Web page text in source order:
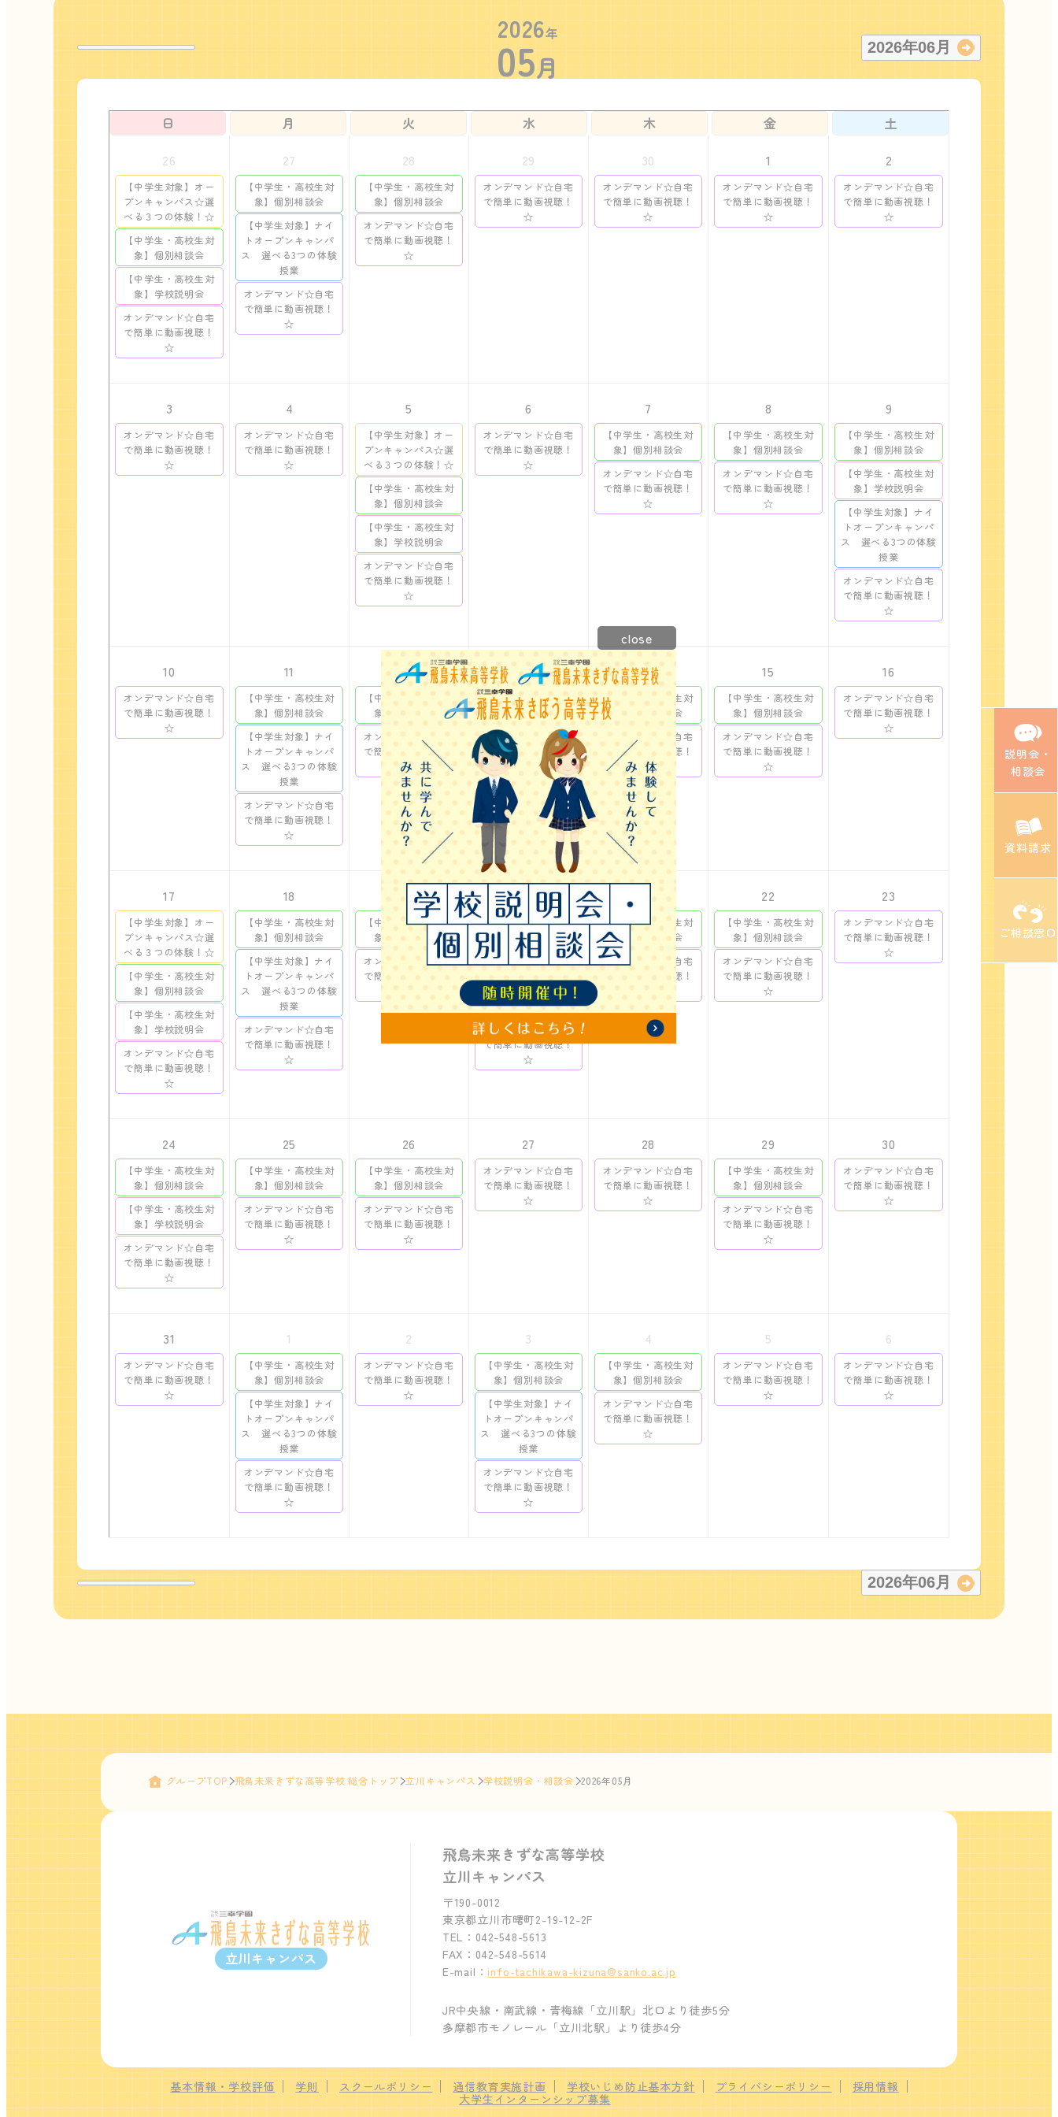
2026年
05月
2026年06月
日 月 火 水 木 金
土
26
【中学生対象】オー
プンキャンパス☆選
べる３つの体験！☆
【中学生・高校生対
象】個別相談会
【中学生・高校生対
象】学校説明会
オンデマンド☆自宅
で簡単に動画視聴！
☆
27
【中学生・高校生対
象】個別相談会
【中学生対象】ナイ
トオープンキャンパ
ス 選べる3つの体験
授業
オンデマンド☆自宅
で簡単に動画視聴！
☆
28
【中学生・高校生対
象】個別相談会
オンデマンド☆自宅
で簡単に動画視聴！
☆
29
オンデマンド☆自宅
で簡単に動画視聴！
☆
30
オンデマンド☆自宅
で簡単に動画視聴！
☆
1
オンデマンド☆自宅
で簡単に動画視聴！
☆
2
オンデマンド☆自宅
で簡単に動画視聴！
☆
3
オンデマンド☆自宅
で簡単に動画視聴！
☆
4
オンデマンド☆自宅
で簡単に動画視聴！
☆
5
【中学生対象】オー
プンキャンパス☆選
べる３つの体験！☆
【中学生・高校生対
象】個別相談会
【中学生・高校生対
象】学校説明会
オンデマンド☆自宅
で簡単に動画視聴！
☆
6
オンデマンド☆自宅
で簡単に動画視聴！
☆
7
【中学生・高校生対
象】個別相談会
オンデマンド☆自宅
で簡単に動画視聴！
☆
8
【中学生・高校生対
象】個別相談会
オンデマンド☆自宅
で簡単に動画視聴！
☆
9
【中学生・高校生対
象】個別相談会
【中学生・高校生対
象】学校説明会
【中学生対象】ナイ
トオープンキャンパ
ス 選べる3つの体験
授業
オンデマンド☆自宅
で簡単に動画視聴！
☆
10
オンデマンド☆自宅
で簡単に動画視聴！
☆
11
【中学生・高校生対
象】個別相談会
【中学生対象】ナイ
トオープンキャンパ
ス 選べる3つの体験
授業
オンデマンド☆自宅
で簡単に動画視聴！
☆
12
【中学生・高校生対
象】個別相談会
オンデマンド☆自宅
で簡単に動画視聴！
☆
13
【中学生・高校生対
象】個別相談会
【中学生対象】ナイ
トオープンキャンパ
ス 選べる3つの体験
授業
オンデマンド☆自宅
で簡単に動画視聴！
14
【中学生・高校生対
象】個別相談会
オンデマンド☆自宅
で簡単に動画視聴！
☆
15
【中学生・高校生対
象】個別相談会
オンデマンド☆自宅
で簡単に動画視聴！
☆
16
オンデマンド☆自宅
で簡単に動画視聴！
☆
17
【中学生対象】オー
プンキャンパス☆選
べる３つの体験！☆
【中学生・高校生対
象】個別相談会
【中学生・高校生対
象】学校説明会
オンデマンド☆自宅
で簡単に動画視聴！
☆
18
【中学生・高校生対
象】個別相談会
【中学生対象】ナイ
トオープンキャンパ
ス 選べる3つの体験
授業
オンデマンド☆自宅
で簡単に動画視聴！
☆
19
【中学生・高校生対
象】個別相談会
オンデマンド☆自宅
で簡単に動画視聴！
☆
【中学生・高校生対
象】個別相談会
【中学生対象】ナイ
トオープンキャンパ
ス 選べる3つの体験
授業
オンデマンド☆自宅
で簡単に動画視聴！
☆
【中学生・高校生対
象】個別相談会
オンデマンド☆自宅
で簡単に動画視聴！
☆
22
【中学生・高校生対
象】個別相談会
オンデマンド☆自宅
で簡単に動画視聴！
☆
23
オンデマンド☆自宅
で簡単に動画視聴！
☆
24
【中学生・高校生対
象】個別相談会
【中学生・高校生対
象】学校説明会
オンデマンド☆自宅
で簡単に動画視聴！
☆
25
【中学生・高校生対
象】個別相談会
オンデマンド☆自宅
で簡単に動画視聴！
☆
26
【中学生・高校生対
象】個別相談会
オンデマンド☆自宅
で簡単に動画視聴！
☆
27
オンデマンド☆自宅
で簡単に動画視聴！
☆
28
オンデマンド☆自宅
で簡単に動画視聴！
☆
29
【中学生・高校生対
象】個別相談会
オンデマンド☆自宅
で簡単に動画視聴！
☆
30
オンデマンド☆自宅
で簡単に動画視聴！
☆
31
オンデマンド☆自宅
で簡単に動画視聴！
☆
1
【中学生・高校生対
象】個別相談会
【中学生対象】ナイ
トオープンキャンパ
ス 選べる3つの体験
授業
オンデマンド☆自宅
で簡単に動画視聴！
☆
2
オンデマンド☆自宅
で簡単に動画視聴！
☆
3
【中学生・高校生対
象】個別相談会
【中学生対象】ナイ
トオープンキャンパ
ス 選べる3つの体験
授業
オンデマンド☆自宅
で簡単に動画視聴！
☆
4
【中学生・高校生対
象】個別相談会
オンデマンド☆自宅
で簡単に動画視聴！
☆
5
オンデマンド☆自宅
で簡単に動画視聴！
☆
6
オンデマンド☆自宅
で簡単に動画視聴！
☆
2026年06月
説明会・
相談会
資料請求
ご相談窓口
グループTOP 飛鳥未来きずな高等学校 総合トップ 立川キャンパス 学校説明会・相談会 2026年05月
立川キャンパス
飛鳥未来きずな高等学校
立川キャンパス
〒190-0012
東京都立川市曙町2-19-12-2F
TEL：042-548-5613
FAX：042-548-5614
E-mail：info-tachikawa-kizuna@sanko.ac.jp
JR中央線・南武線・青梅線「立川駅」北口より徒歩5分
多摩都市モノレール「立川北駅」より徒歩4分
基本情報・学校評価 学則 スクールポリシー 通信教育実施計画 学校いじめ防止基本方針 プライバシーポリシー
採用情報
大学生インターンシップ募集
close